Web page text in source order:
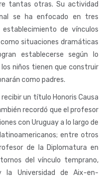
tantas otras. Su actividad
se ha enfocado en tres
de vínculos
situaciones dramáticas
establecerse según lo
los niños tienen que construir
como padres.
un título Honoris Causa
recordó que el profesor
con Uruguay a lo largo de
entre otros
de la Diplomatura en
del vínculo temprano,
la Universidad de Aix-en-